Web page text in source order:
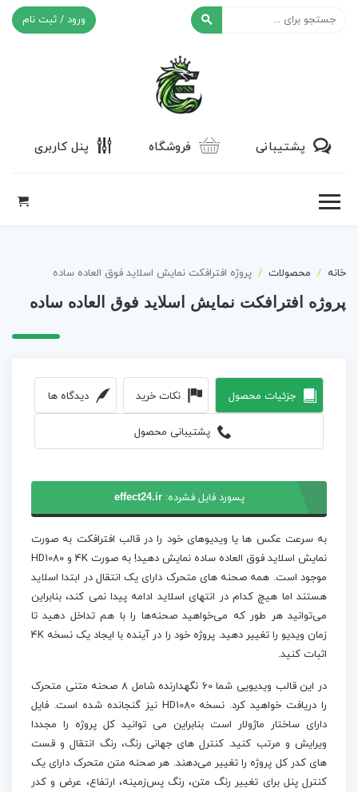
ورود / ثبت نام
پشتیبانی فروشگاه پنل کاربری
خانه محصولات پروژه افترافکت نمایش اسلاید فوق العاده ساده
پروژه افترافکت نمایش اسلاید فوق العاده ساده
جزئیات محصول نکات خرید دیدگاه ها
پشتیبانی محصول
پسورد فایل فشرده:effect24.ir
به سرعت عکس ها یا ویدیوهای خود را در قالب افترافکت به صورت
نمایش اسلاید فوق العاده ساده نمایش دهید! به صورت 4K و HD1080
موجود است. همه صحنه ‌های متحرک دارای یک انتقال در ابتدا اسلاید
هستند اما هیچ کدام در انتهای اسلاید ادامه پیدا نمی کند، بنابراین
می‌توانید هر طور که می‌خواهید صحنه‌ها را با هم تداخل دهید تا
زمان ویدیو را تغییر دهید. پروژه خود را در آینده با ایجاد یک نسخه 4K
اثبات کنید.
در این قالب ویدیویی شما 60 نگهدارنده شامل 8 صحنه متنی متحرک
را دریافت خواهید کرد. نسخه HD1080 نیز گنجانده شده است. فایل
دارای ساختار ماژولار است بنابراین می توانید کل پروژه را مجددا
ویرایش و مرتب کنید. کنترل‌ های جهانی رنگ، رنگ انتقال و قست
های کدر کل پروژه را تغییر می‌دهند. هر صحنه متن متحرک دارای یک
کنترل پنل برای تغییر رنگ متن، رنگ پس‌زمینه، ارتفاع، عرض و کدر